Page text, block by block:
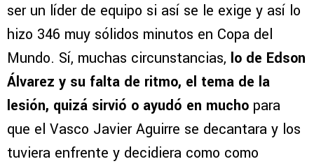
ser un líder de equipo si así se le exige y así lo
hizo 346 muy sólidos minutos en Copa del
Mundo. Sí, muchas circunstancias, lo de Edson
Álvarez y su falta de ritmo, el tema de la
lesión, quizá sirvió o ayudó en mucho para
que el Vasco Javier Aguirre se decantara y los
tuviera enfrente y decidiera como como